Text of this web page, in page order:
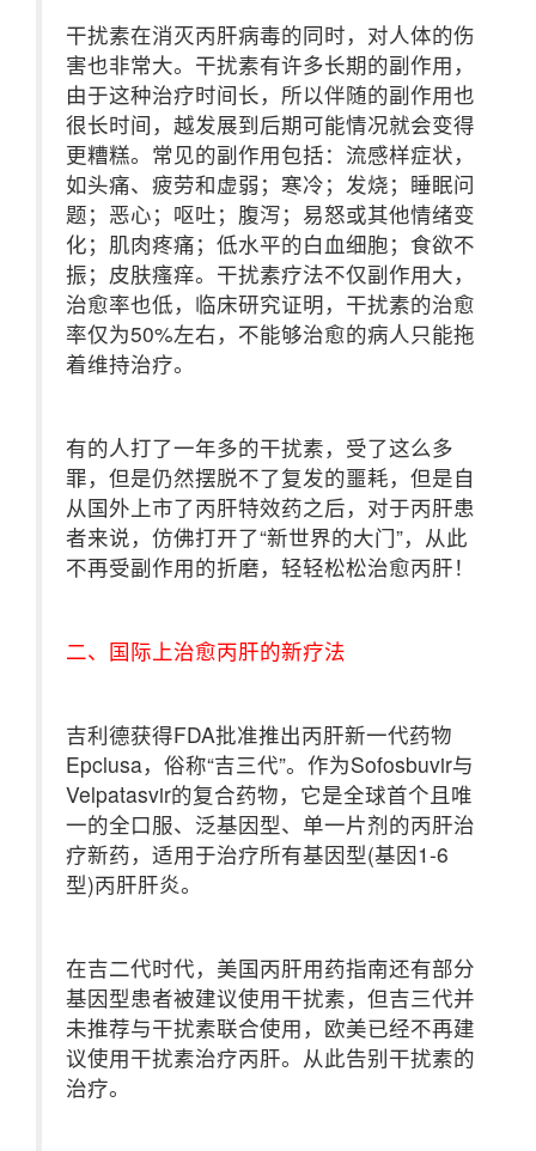
干扰素在消灭丙肝病毒的同时，对人体的伤
害也非常大。干扰素有许多长期的副作用，
由于这种治疗时间长，所以伴随的副作用也
很长时间，越发展到后期可能情况就会变得
更糟糕。常见的副作用包括：流感样症状，
如头痛、疲劳和虚弱；寒冷；发烧；睡眠问
题；恶心；呕吐；腹泻；易怒或其他情绪变
化；肌肉疼痛；低水平的白血细胞；食欲不
振；皮肤瘙痒。干扰素疗法不仅副作用大，
治愈率也低，临床研究证明，干扰素的治愈
率仅为50%左右，不能够治愈的病人只能拖
着维持治疗。
有的人打了一年多的干扰素，受了这么多
罪，但是仍然摆脱不了复发的噩耗，但是自
从国外上市了丙肝特效药之后，对于丙肝患
者来说，仿佛打开了“新世界的大门”，从此
不再受副作用的折磨，轻轻松松治愈丙肝！
二、国际上治愈丙肝的新疗法
吉利德获得FDA批准推出丙肝新一代药物
Epclusa，俗称“吉三代”。作为Sofosbuvir与
Velpatasvir的复合药物，它是全球首个且唯
一的全口服、泛基因型、单一片剂的丙肝治
疗新药，适用于治疗所有基因型(基因1-6
型)丙肝肝炎。
在吉二代时代，美国丙肝用药指南还有部分
基因型患者被建议使用干扰素，但吉三代并
未推荐与干扰素联合使用，欧美已经不再建
议使用干扰素治疗丙肝。从此告别干扰素的
治疗。